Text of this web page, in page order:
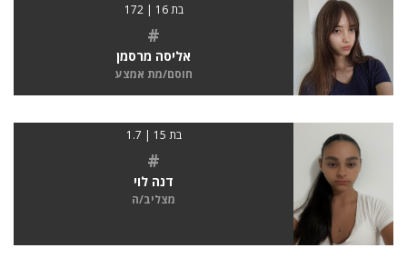
בת 16 | 172
#
אליסה מרסמן
חוסם/מת אמצע
בת 15 | 1.7
#
דנה לוי
מצליב/ה